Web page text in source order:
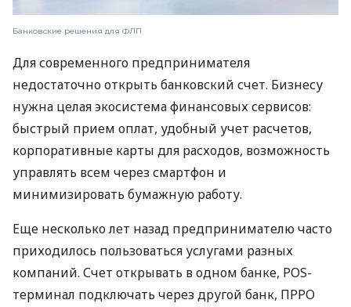
Банковские решения для ФЛП
Для современного предпринимателя
недостаточно открыть банковский счет. Бизнесу
нужна целая экосистема финансовых сервисов:
быстрый прием оплат, удобный учет расчетов,
корпоративные карты для расходов, возможность
управлять всем через смартфон и
минимизировать бумажную работу.
Еще несколько лет назад предпринимателю часто
приходилось пользоваться услугами разных
компаний. Счет открывать в одном банке, POS-
терминал подключать через другой банк, ПРРО